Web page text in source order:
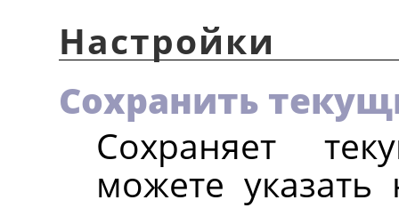
Настройки
Сохранить
Сохраняет
можете